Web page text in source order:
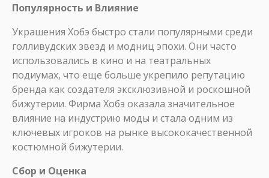
Популярность и Влияние
Украшения Хобэ быстро стали популярными среди
голливудских звезд и модниц эпохи. Они часто
использовались в кино и на театральных
подиумах, что еще больше укрепило репутацию
бренда как создателя эксклюзивной и роскошной
бижутерии. Фирма Хобэ оказала значительное
влияние на индустрию моды и стала одним из
ключевых игроков на рынке высококачественной
костюмной бижутерии.
Сбор и Оценка